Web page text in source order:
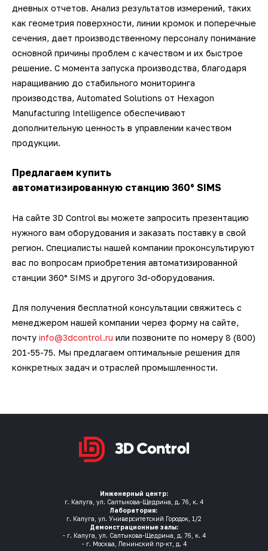
дневных отчетов. Анализ результатов измерений, таких
как геометрия поверхности, линии кромок и поперечные
сечения, дает производственному персоналу понимание
основной причины проблем с качеством и их быстрое
решение. С момента запуска производства, благодаря
наращиванию до стабильного мониторинга
производства, Automated Solutions от Hexagon
Manufacturing Intelligence обеспечивают
дополнительную ценность в управлении качеством
продукции.
Предлагаем купить
автоматизированную станцию 360° SIMS
На сайте 3D Control вы можете запросить презентацию
нужного вам оборудования и заказать поставку в свой
регион. Специалисты нашей компании проконсультируют
вас по вопросам приобретения автоматизированной
станции 360° SIMS и другого 3d-оборудования.
Для получения бесплатной консультации свяжитесь с
менеджером нашей компании через форму на сайте,
почту info@3dcontrol.ru или позвоните по номеру 8 (800)
201-55-75. Мы предлагаем оптимальные решения для
конкретных задач и отраслей промышленности.
Инженерный центр:
г. Калуга, ул. Салтыкова-Щедрина, д. 76, к. 4
Лаборатория:
г. Калуга, ул. Университетский Городок, 1/2
Демонстрационные залы:
- г. Калуга, ул. Салтыкова-Щедрина, д. 76, к. 4
- г. Москва, Ленинский пр-кт, д. 4